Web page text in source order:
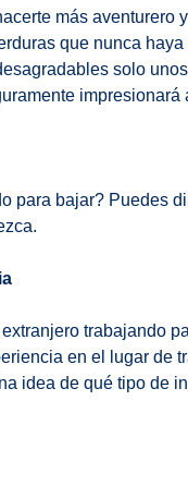
más aventurero
que nunca
solo
impresionará
para bajar? Puedes
trabajando
en el lugar de
idea de qué tipo de